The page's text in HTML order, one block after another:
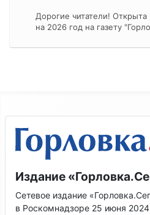
Дорогие читатели!
на 2026 год на газету
Издание
Сетевое издание
в Роскомнадзоре 25 июня